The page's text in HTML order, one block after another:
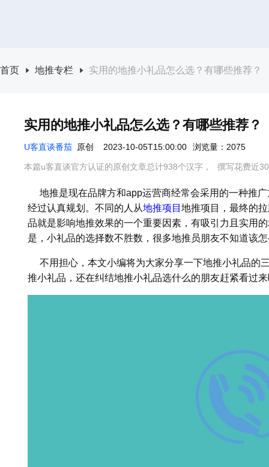
首页 地推专栏 实用的地推小礼品怎么选？有哪些推荐？
实用的地推小礼品怎么选？有哪些推荐？
U客直谈番茄 原创 2023-10-05T15:00:00 浏览量：2075
本篇u客直谈官方认证的原创文章总计938个汉字， 撰写花费近
地推是现在品牌方和app运营商经常会采用的一种推
经过认真规划。不同的人从地推项目 地推项目，最终的
品就是影响地推效果的一个重要因素，有吸引力且实用
是，小礼品的选择数不胜数，很多地推员朋友不知道该
不用担心，本文小编将为大家分享一下地推小礼品的
推小礼品，还在纠结地推小礼品选什么的朋友赶紧看过